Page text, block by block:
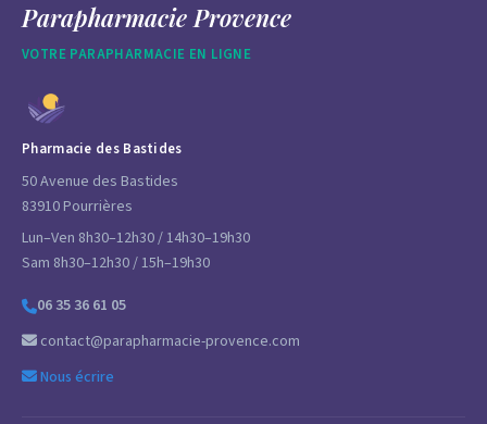
Parapharmacie Provence
VOTRE PARAPHARMACIE EN LIGNE
Pharmacie des Bastides
50 Avenue des Bastides
83910 Pourrières
Lun–Ven 8h30–12h30 / 14h30–19h30
Sam 8h30–12h30 / 15h–19h30
06 35 36 61 05
contact@parapharmacie-provence.com
Nous écrire